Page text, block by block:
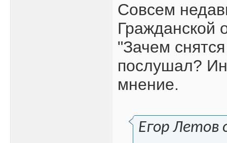
Совсем
Гражданской
"Зачем
послушал?
мнение.
Егор Летов